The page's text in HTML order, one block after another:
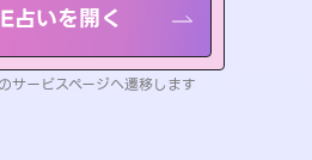
占いを開く
サービスページへ遷移します